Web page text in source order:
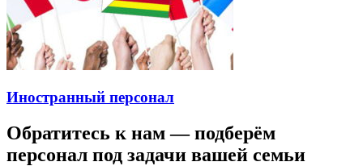
Иностранный персонал
Обратитесь к нам — подберём
персонал под задачи вашей семьи